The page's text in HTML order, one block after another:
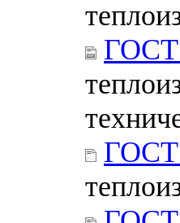
ГОСТ
ГОСТ